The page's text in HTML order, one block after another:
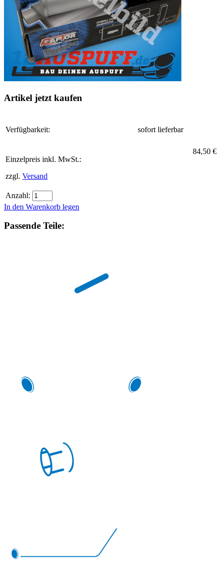
Artikel jetzt kaufen
Verfügbarkeit: sofort lieferbar
Einzelpreis inkl. MwSt.:
zzgl. Versand
84,50 €
Anzahl:
In den Warenkorb legen
Passende Teile: